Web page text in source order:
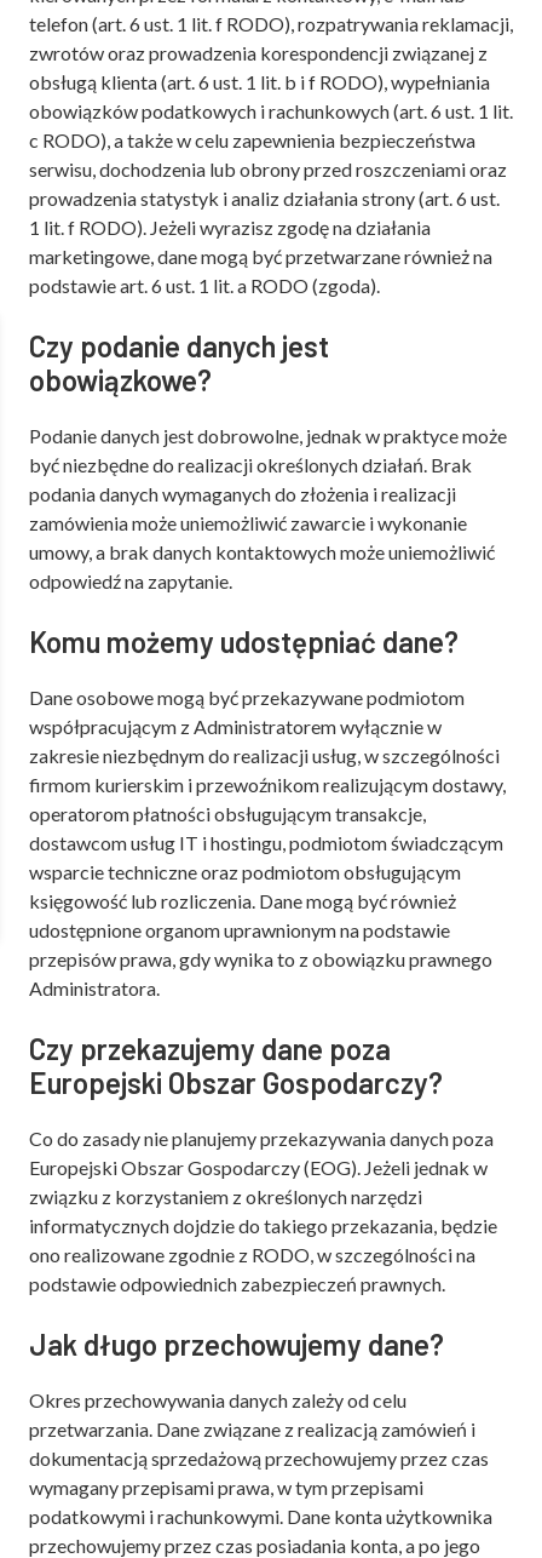
telefon (art. 6 ust. 1 lit. f RODO), rozpatrywania reklamacji,
zwrotów oraz prowadzenia korespondencji związanej z
obsługą klienta (art. 6 ust. 1 lit. b i f RODO), wypełniania
obowiązków podatkowych i rachunkowych (art. 6 ust. 1 lit.
c RODO), a także w celu zapewnienia bezpieczeństwa
serwisu, dochodzenia lub obrony przed roszczeniami oraz
prowadzenia statystyk i analiz działania strony (art. 6 ust.
1 lit. f RODO). Jeżeli wyrazisz zgodę na działania
marketingowe, dane mogą być przetwarzane również na
podstawie art. 6 ust. 1 lit. a RODO (zgoda).
Czy podanie danych jest
obowiązkowe?
Podanie danych jest dobrowolne, jednak w praktyce może
być niezbędne do realizacji określonych działań. Brak
podania danych wymaganych do złożenia i realizacji
zamówienia może uniemożliwić zawarcie i wykonanie
umowy, a brak danych kontaktowych może uniemożliwić
odpowiedź na zapytanie.
Komu możemy udostępniać dane?
Dane osobowe mogą być przekazywane podmiotom
współpracującym z Administratorem wyłącznie w
zakresie niezbędnym do realizacji usług, w szczególności
firmom kurierskim i przewoźnikom realizującym dostawy,
operatorom płatności obsługującym transakcje,
dostawcom usług IT i hostingu, podmiotom świadczącym
wsparcie techniczne oraz podmiotom obsługującym
księgowość lub rozliczenia. Dane mogą być również
udostępnione organom uprawnionym na podstawie
przepisów prawa, gdy wynika to z obowiązku prawnego
Administratora.
Czy przekazujemy dane poza
Europejski Obszar Gospodarczy?
Co do zasady nie planujemy przekazywania danych poza
Europejski Obszar Gospodarczy (EOG). Jeżeli jednak w
związku z korzystaniem z określonych narzędzi
informatycznych dojdzie do takiego przekazania, będzie
ono realizowane zgodnie z RODO, w szczególności na
podstawie odpowiednich zabezpieczeń prawnych.
Jak długo przechowujemy dane?
Okres przechowywania danych zależy od celu
przetwarzania. Dane związane z realizacją zamówień i
dokumentacją sprzedażową przechowujemy przez czas
wymagany przepisami prawa, w tym przepisami
podatkowymi i rachunkowymi. Dane konta użytkownika
przechowujemy przez czas posiadania konta, a po jego